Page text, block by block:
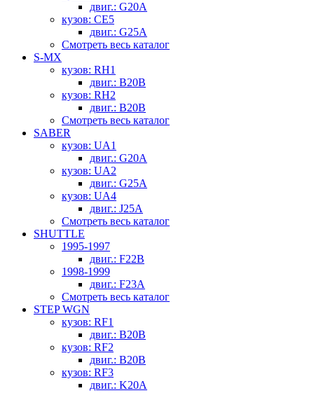
двиг.: G20A
кузов: CE5
двиг.: G25A
Смотреть весь каталог
S-MX
кузов: RH1
двиг.: B20B
кузов: RH2
двиг.: B20B
Смотреть весь каталог
SABER
кузов: UA1
двиг.: G20A
кузов: UA2
двиг.: G25A
кузов: UA4
двиг.: J25A
Смотреть весь каталог
SHUTTLE
1995-1997
двиг.: F22B
1998-1999
двиг.: F23A
Смотреть весь каталог
STEP WGN
кузов: RF1
двиг.: B20B
кузов: RF2
двиг.: B20B
кузов: RF3
двиг.: K20A